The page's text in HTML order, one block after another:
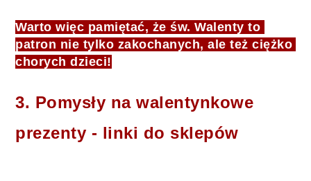
Warto więc pamiętać, że św. Walenty to
patron nie tylko zakochanych, ale też ciężko
chorych dzieci!
3. Pomysły na walentynkowe
prezenty - linki do sklepów